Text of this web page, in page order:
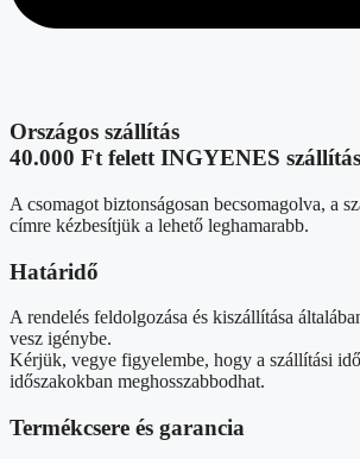
Országos szállítás
40.000 Ft felett INGYENES
A csomagot biztonságosan becsomagolva, a
címre kézbesítjük a lehető leghamarabb.
Határidő
A rendelés feldolgozása és kiszállítása
vesz igénybe.
Kérjük, vegye figyelembe, hogy a szállítási
időszakokban meghosszabbodhat.
Termékcsere és garancia